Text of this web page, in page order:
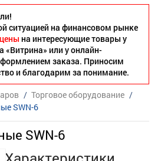
ситуацией на финансовом рынке
на интересующие товары у
или у онлайн-
заказа. Приносим
и благодарим за понимание.
/ Торговое оборудование /
SWN-6
SWN-6